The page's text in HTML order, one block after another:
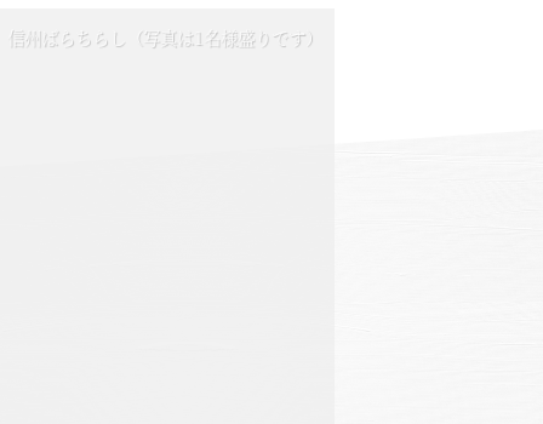
信州ばらちらし（写真は1名様盛りです）
信州ばらちらし（写真は1名様盛りです）